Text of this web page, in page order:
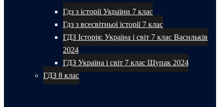
Гдз з історії України 7 клас
Гдз з всесвітньої історії 7 клас
ГДЗ Історія: Україна і світ 7 клас Васильків
2024
ГДЗ Україна і світ 7 клас Щупак 2024
ГДЗ 8 клас